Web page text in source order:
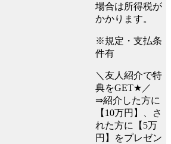
場合は所得税が
かかります。
※規定・支払条
件有
＼友人紹介で特
典をGET★／
⇒紹介した方に
【10万円】、さ
れた方に【5万
円】をプレゼン